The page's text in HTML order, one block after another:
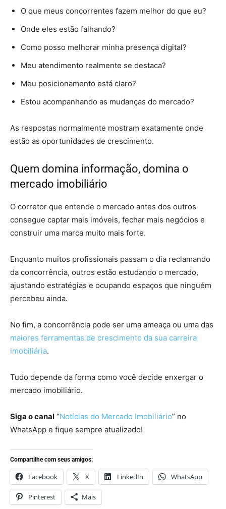
O que meus concorrentes fazem melhor do que eu?
Onde eles estão falhando?
Como posso melhorar minha presença digital?
Meu atendimento realmente se destaca?
Meu posicionamento está claro?
Estou acompanhando as mudanças do mercado?
As respostas normalmente mostram exatamente onde
estão as oportunidades de crescimento.
Quem domina informação, domina o
mercado imobiliário
O corretor que entende o mercado antes dos outros
consegue captar mais imóveis, fechar mais negócios e
construir uma marca muito mais forte.
Enquanto muitos profissionais passam o dia reclamando
da concorrência, outros estão estudando o mercado,
ajustando estratégias e ocupando espaços que ninguém
percebeu ainda.
No fim, a concorrência pode ser uma ameaça ou uma das
maiores ferramentas de crescimento da sua carreira
imobiliária.
Tudo depende da forma como você decide enxergar o
mercado imobiliário.
Siga o canal “Notícias do Mercado Imobiliário” no
WhatsApp e fique sempre atualizado!
Compartilhe com seus amigos:
Facebook X LinkedIn WhatsApp
Pinterest Mais